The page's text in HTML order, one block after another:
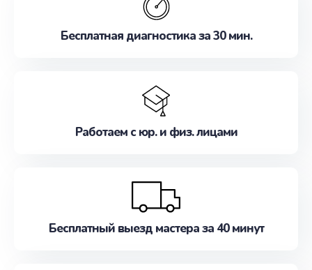
Бесплатная диагностика за 30 мин.
Работаем с юр. и физ. лицами
Бесплатный выезд мастера за 40 минут